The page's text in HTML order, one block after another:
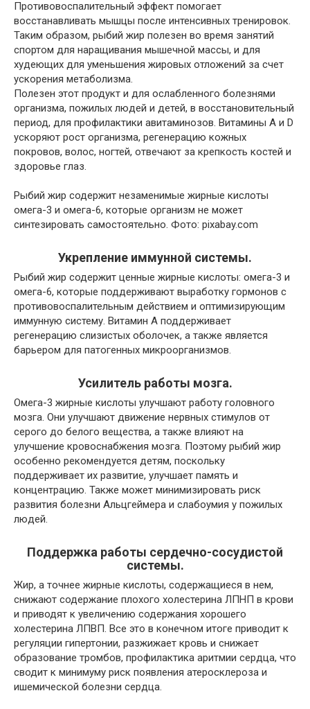
Противовоспалительный эффект помогает
восстанавливать мышцы после интенсивных тренировок.
Таким образом, рыбий жир полезен во время занятий
спортом для наращивания мышечной массы, и для
худеющих для уменьшения жировых отложений за счет
ускорения метаболизма.
Полезен этот продукт и для ослабленного болезнями
организма, пожилых людей и детей, в восстановительный
период, для профилактики авитаминозов. Витамины А и D
ускоряют рост организма, регенерацию кожных
покровов, волос, ногтей, отвечают за крепкость костей и
здоровье глаз.
Рыбий жир содержит незаменимые жирные кислоты
омега-3 и омега-6, которые организм не может
синтезировать самостоятельно. Фото: pixabay.com
Укрепление иммунной системы.
Рыбий жир содержит ценные жирные кислоты: омега-3 и
омега-6, которые поддерживают выработку гормонов с
противовоспалительным действием и оптимизирующим
иммунную систему. Витамин А поддерживает
регенерацию слизистых оболочек, а также является
барьером для патогенных микроорганизмов.
Усилитель работы мозга.
Омега-3 жирные кислоты улучшают работу головного
мозга. Они улучшают движение нервных стимулов от
серого до белого вещества, а также влияют на
улучшение кровоснабжения мозга. Поэтому рыбий жир
особенно рекомендуется детям, поскольку
поддерживает их развитие, улучшает память и
концентрацию. Также может минимизировать риск
развития болезни Альцгеймера и слабоумия у пожилых
людей.
Поддержка работы сердечно-сосудистой
системы.
Жир, а точнее жирные кислоты, содержащиеся в нем,
снижают содержание плохого холестерина ЛПНП в крови
и приводят к увеличению содержания хорошего
холестерина ЛПВП. Все это в конечном итоге приводит к
регуляции гипертонии, разжижает кровь и снижает
образование тромбов, профилактика аритмии сердца, что
сводит к минимуму риск появления атеросклероза и
ишемической болезни сердца.